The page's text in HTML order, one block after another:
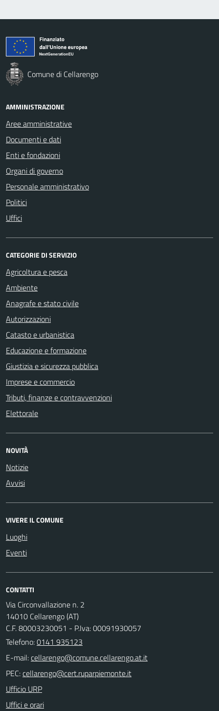
Comune di Cellarengo
AMMINISTRAZIONE
Aree amministrative
Documenti e dati
Enti e fondazioni
Organi di governo
Personale amministrativo
Politici
Uffici
CATEGORIE DI SERVIZIO
Agricoltura e pesca
Ambiente
Anagrafe e stato civile
Autorizzazioni
Catasto e urbanistica
Educazione e formazione
Giustizia e sicurezza pubblica
Imprese e commercio
Tributi, finanze e contravvenzioni
Elettorale
NOVITÀ
Notizie
Avvisi
VIVERE IL COMUNE
Luoghi
Eventi
CONTATTI
Via Circonvallazione n. 2
14010 Cellarengo (AT)
C.F. 80003230051 - P.Iva: 00091930057
Telefono:0141 935123
E-mail:
PEC:
Ufficio URP
Uffici e orari